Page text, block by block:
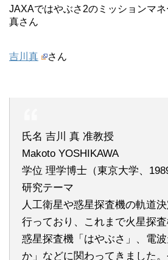
JAXAではやぶさ2のミッションマネ
真さん
吉川真 さん
氏名 吉川 真 准教授
Makoto YOSHIKAWA
学位 理学博士（東京大学、
研究テーマ
人工衛星や惑星探査機の軌道
行っており、これまで火星探
惑星探査機「はやぶさ」、電
か」などに関わってきました